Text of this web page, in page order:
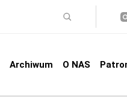
Archiwum O NAS